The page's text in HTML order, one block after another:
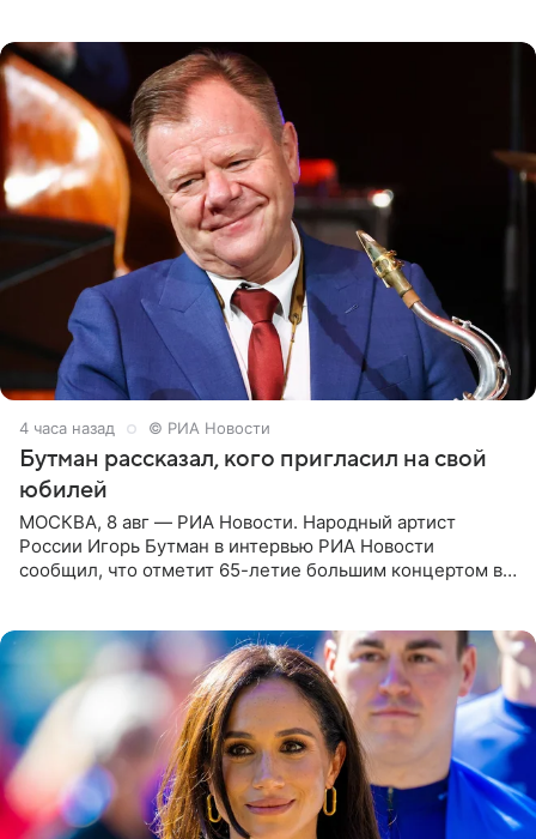
4 часа назад © РИА Новости
Бутман рассказал, кого пригласил на свой
юбилей
МОСКВА, 8 авг — РИА Новости. Народный артист
России Игорь Бутман в интервью РИА Новости
сообщил, что отметит 65-летие большим концертом в